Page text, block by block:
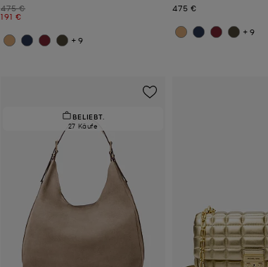
Zuvor
475 €
Jetzt
191 €
+9
Jetzt
475 €
+9
BELIEBT.
27 Käufe